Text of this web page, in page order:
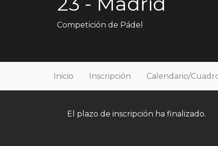
Competición de Pádel
Inicio Inscripción Calendario/
El plazo de inscripción ha finalizado.